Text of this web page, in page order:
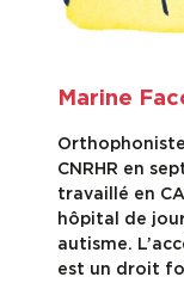
Marine
CNRHR en
travaillé en
hôpital de
autisme.
est un droit